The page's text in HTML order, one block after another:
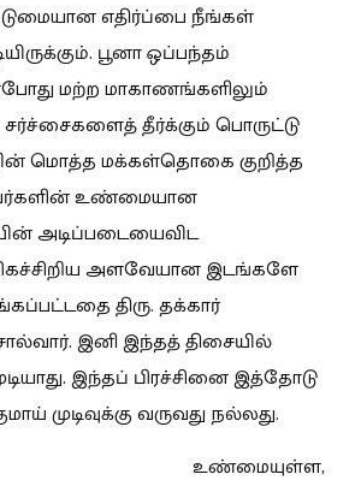
எதிர்ப்பை நீங்கள்
பூனா ஒப்பந்தம்
மற்ற மாகாணங்களிலும்
தீர்க்கும் பொருட்டு
மொத்த மக்கள்தொகை குறித்த
உண்மையான
அடிப்படையைவிட
அளவேயான இடங்களே
திரு. தக்கார்
இனி இந்தத் திசையில்
இந்தப் பிரச்சினை இத்தோடு
முடிவுக்கு வருவது நல்லது.
உண்மையுள்ள,